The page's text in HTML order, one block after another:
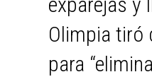
Olimpia tiró
para